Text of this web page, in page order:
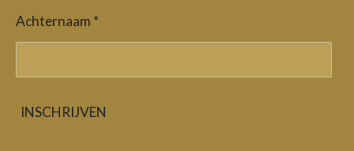
Achternaam *
INSCHRIJVEN